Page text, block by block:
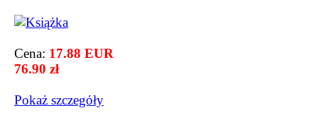
Cena: 17.88 EUR
76.90 zł
Pokaż szczegόły